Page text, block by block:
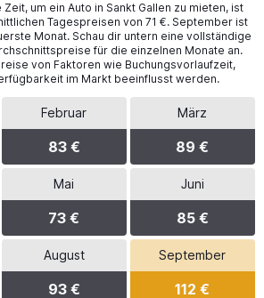
um ein Auto in Sankt Gallen zu mieten, ist
Tagespreisen von 71 €. September ist
Monat. Schau dir untern eine vollständige
für die einzelnen Monate an.
von Faktoren wie Buchungsvorlaufzeit,
im Markt beeinflusst werden.
Februar
83 €
März
89 €
Mai
73 €
Juni
85 €
August
93 €
September
112 €